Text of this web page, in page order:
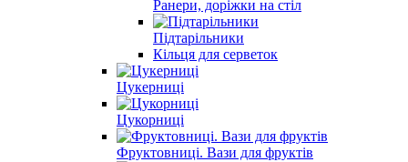
Ранери, доріжки на стіл
Підтарільники
Кільця для серветок
Цукерниці
Цукорниці
Фруктовниці. Вази для фруктів